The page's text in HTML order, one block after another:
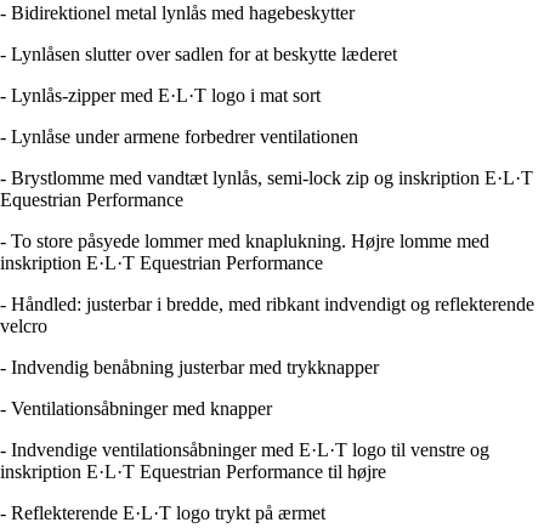
- Bidirektionel metal lynlås med hagebeskytter
- Lynlåsen slutter over sadlen for at beskytte læderet
- Lynlås-zipper med E·L·T logo i mat sort
- Lynlåse under armene forbedrer ventilationen
- Brystlomme med vandtæt lynlås, semi-lock zip og inskription E·L·T
Equestrian Performance
- To store påsyede lommer med knaplukning. Højre lomme med
inskription E·L·T Equestrian Performance
- Håndled: justerbar i bredde, med ribkant indvendigt og reflekterende
velcro
- Indvendig benåbning justerbar med trykknapper
- Ventilationsåbninger med knapper
- Indvendige ventilationsåbninger med E·L·T logo til venstre og
inskription E·L·T Equestrian Performance til højre
- Reflekterende E·L·T logo trykt på ærmet